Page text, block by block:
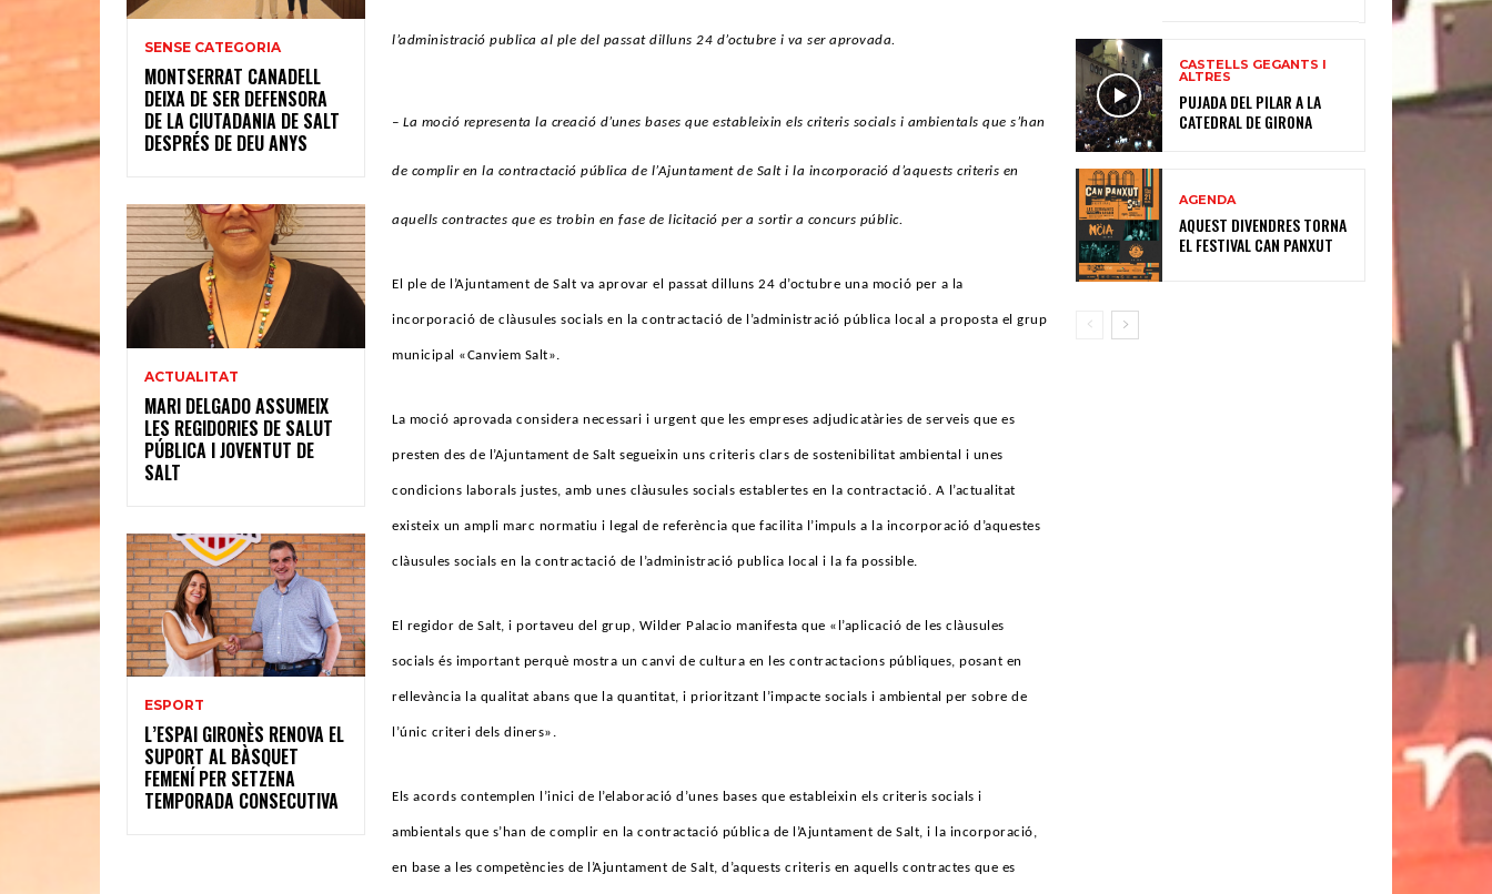
SENSE CATEGORIA
MONTSERRAT CANADELL
DEIXA DE SER DEFENSORA
DE LA CIUTADANIA DE SALT
DESPRÉS DE DEU ANYS
ACTUALITAT
MARI DELGADO ASSUMEIX
LES REGIDORIES DE SALUT
PÚBLICA I JOVENTUT DE
SALT
ESPORT
L’ESPAI GIRONÈS RENOVA EL
SUPORT AL BÀSQUET
FEMENÍ PER SETZENA
TEMPORADA CONSECUTIVA
l’administració publica al ple del passat dilluns 24 d’octubre i va ser aprovada.
– La moció representa la creació d’unes bases que estableixin els criteris socials i ambientals que s’han
de complir en la contractació pública de l’Ajuntament de Salt i la incorporació d’aquests criteris en
aquells contractes que es trobin en fase de licitació per a sortir a concurs públic.
El ple de l’Ajuntament de Salt va aprovar el passat dilluns 24 d’octubre una moció per a la
incorporació de clàusules socials en la contractació de l’administració pública local a proposta el grup
municipal «Canviem Salt».
La moció aprovada considera necessari i urgent que les empreses adjudicatàries de serveis que es
presten des de l’Ajuntament de Salt segueixin uns criteris clars de sostenibilitat ambiental i unes
condicions laborals justes, amb unes clàusules socials establertes en la contractació. A l’actualitat
existeix un ampli marc normatiu i legal de referència que facilita l’impuls a la incorporació d’aquestes
clàusules socials en la contractació de l’administració publica local i la fa possible.
El regidor de Salt, i portaveu del grup, Wilder Palacio manifesta que «l’aplicació de les clàusules
socials és important perquè mostra un canvi de cultura en les contractacions públiques, posant en
rellevància la qualitat abans que la quantitat, i prioritzant l’impacte socials i ambiental per sobre de
l’únic criteri dels diners».
Els acords contemplen l’inici de l’elaboració d’unes bases que estableixin els criteris socials i
ambientals que s’han de complir en la contractació pública de l’Ajuntament de Salt, i la incorporació,
en base a les competències de l’Ajuntament de Salt, d’aquests criteris en aquells contractes que es
CASTELLS GEGANTS I
ALTRES
PUJADA DEL PILAR A LA
CATEDRAL DE GIRONA
AGENDA
AQUEST DIVENDRES TORNA
EL FESTIVAL CAN PANXUT